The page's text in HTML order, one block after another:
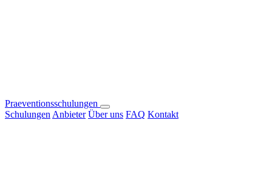
Praeventionsschulungen
Schulungen Anbieter Über uns FAQ Kontakt